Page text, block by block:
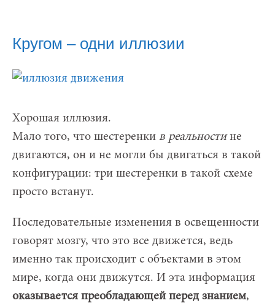
Кругом – одни иллюзии
Хорошая иллюзия.
Мало того, что шестеренки в реальностине
двигаются, он и не могли бы двигаться в такой
конфигурации: три шестеренки в такой схеме
просто встанут.
Последовательные изменения в освещенности
говорят мозгу, что это все движется, ведь
именно так происходит с объектами в этом
мире, когда они движутся. И эта информация
оказывается преобладающей перед знанием,